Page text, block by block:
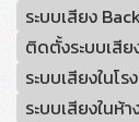
ระบบเสียง
ติดตั้งระบบเสีย
ระบบเสียงในโร
ระบบเสียงในห้